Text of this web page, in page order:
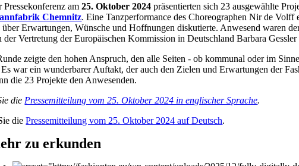
Pressekonferenz am25. Oktober 2024 präsentierten sich 23 ausgewählte
Chemnitz. Eine Tanzperformance des Choreographen Nir de
über Erwartungen, Wünsche und Hoffnungen diskutierte. Anwesend waren
der Vertretung der Europäischen Kommission in Deutschland Barbara
zeigte den hohen Anspruch, den alle Seiten - ob kommunal oder im
Es war ein wunderbarer Auftakt, der auch den Zielen und Erwartungen der
die 23 Projekte den Anwesenden.
die Pressemitteilung vom 25. Oktober 2024 in englischer Sprache.
diePressemitteilung vom 25. Oktober 2024 auf Deutsch.
zu erkunden